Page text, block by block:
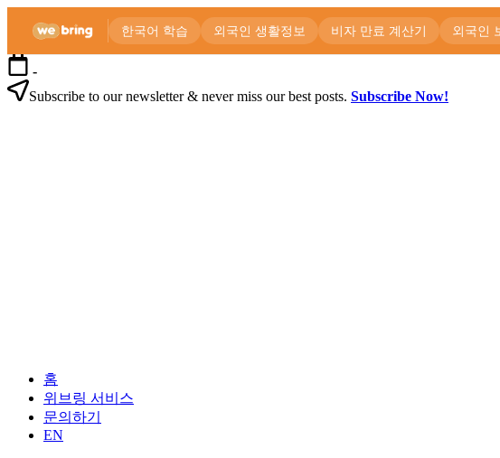
본
문
으
-
Subscribe to our newsletter & never miss our best posts. Subscribe Now!
홈
위브링 서비스
문의하기
EN